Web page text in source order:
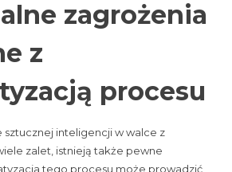
zagrożenia
z
procesu
sztucznej inteligencji w walce z
zalet, istnieją także pewne
tego procesu może prowadzić